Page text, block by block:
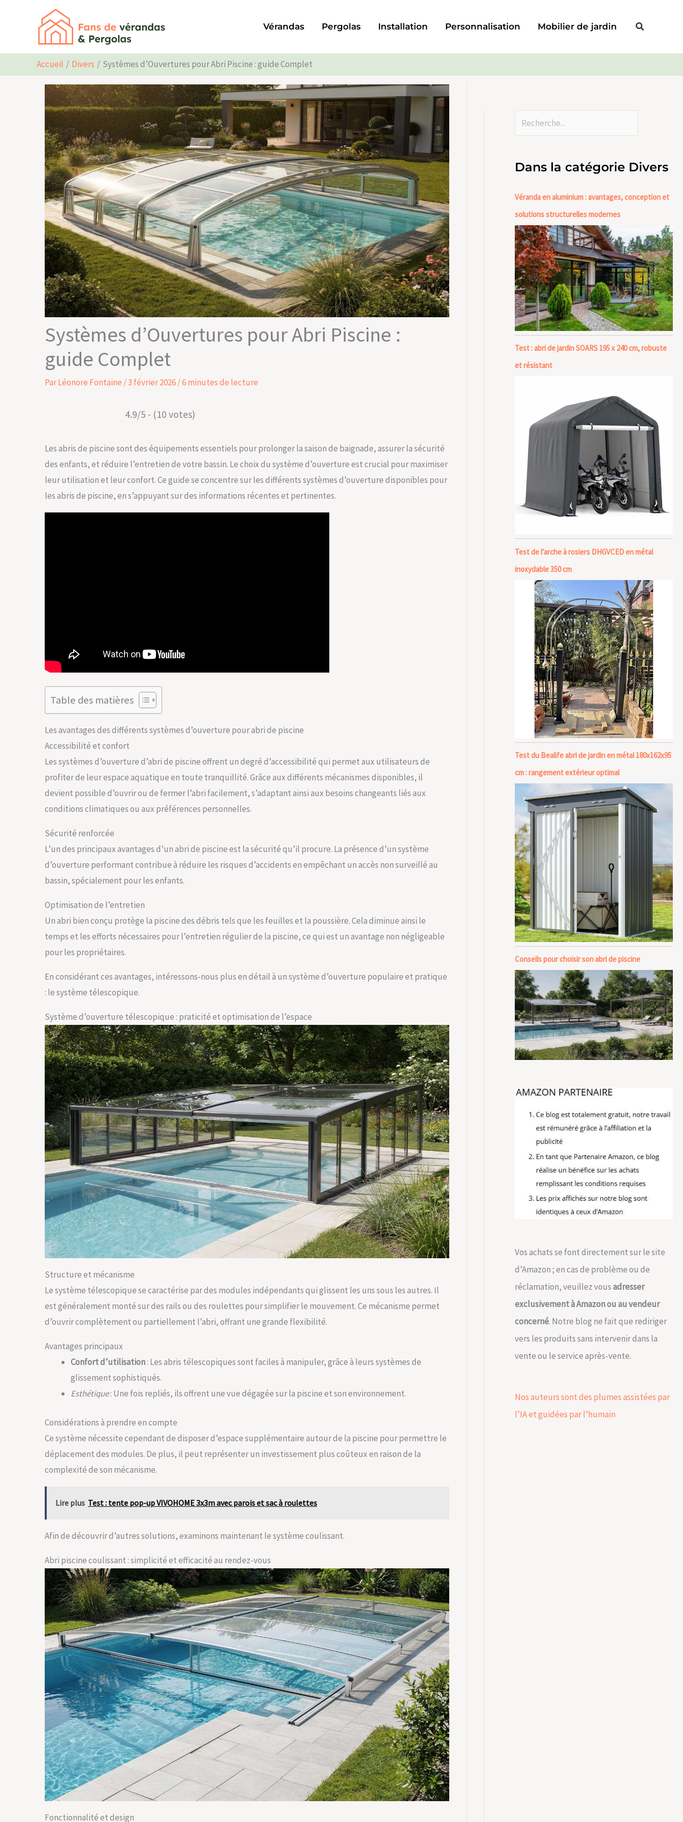
Vérandas Pergolas Installation Personnalisation Mobilier de jardin Rechercher
Accueil Divers Systèmes d’Ouvertures pour Abri Piscine : guide Complet
Systèmes d’Ouvertures pour Abri Piscine :
guide Complet
ParLéonore Fontaine/3 février 2026/6 minutes de lecture
4.9/5 - (10 votes)
Les abris de piscine sont des équipements essentiels pour prolonger la saison de baignade, assurer la sécurité
des enfants, et réduire l’entretien de votre bassin. Le choix du système d’ouverture est crucial pour maximiser
leur utilisation et leur confort. Ce guide se concentre sur les différents systèmes d’ouverture disponibles pour
les abris de piscine, en s’appuyant sur des informations récentes et pertinentes.
Table des matières
Les avantages des différents systèmes d’ouverture pour abri de piscine
Accessibilité et confort
Les systèmes d’ouverture d’abri de piscine offrent un degré d’accessibilité qui permet aux utilisateurs de
profiter de leur espace aquatique en toute tranquillité. Grâce aux différents mécanismes disponibles, il
devient possible d’ouvrir ou de fermer l’abri facilement, s’adaptant ainsi aux besoins changeants liés aux
conditions climatiques ou aux préférences personnelles.
Sécurité renforcée
L’un des principaux avantages d’un abri de piscine est la sécurité qu’il procure. La présence d’un système
d’ouverture performant contribue à réduire les risques d’accidents en empêchant un accès non surveillé au
bassin, spécialement pour les enfants.
Optimisation de l’entretien
Un abri bien conçu protège la piscine des débris tels que les feuilles et la poussière. Cela diminue ainsi le
temps et les efforts nécessaires pour l’entretien régulier de la piscine, ce qui est un avantage non négligeable
pour les propriétaires.
En considérant ces avantages, intéressons-nous plus en détail à un système d’ouverture populaire et pratique
: le système télescopique.
Système d’ouverture télescopique : praticité et optimisation de l’espace
Structure et mécanisme
Le système télescopique se caractérise par des modules indépendants qui glissent les uns sous les autres. Il
est généralement monté sur des rails ou des roulettes pour simplifier le mouvement. Ce mécanisme permet
d’ouvrir complètement ou partiellement l’abri, offrant une grande flexibilité.
Avantages principaux
Confort d’utilisation: Les abris télescopiques sont faciles à manipuler, grâce à leurs systèmes de
glissement sophistiqués.
Esthétique: Une fois repliés, ils offrent une vue dégagée sur la piscine et son environnement.
Considérations à prendre en compte
Ce système nécessite cependant de disposer d’espace supplémentaire autour de la piscine pour permettre le
déplacement des modules. De plus, il peut représenter un investissement plus coûteux en raison de la
complexité de son mécanisme.
Lire plus Test : tente pop-up VIVOHOME 3x3m avec parois et sac à roulettes
Afin de découvrir d’autres solutions, examinons maintenant le système coulissant.
Abri piscine coulissant : simplicité et efficacité au rendez-vous
Fonctionnalité et design
Dans la catégorie Divers
Véranda en aluminium : avantages, conception et
solutions structurelles modernes
Test : abri de jardin SOARS 195 x 240 cm, robuste
et résistant
Test de l’arche à rosiers DHGVCED en métal
inoxydable 350 cm
Test du Bealife abri de jardin en métal 180x162x95
cm : rangement extérieur optimal
Conseils pour choisir son abri de piscine
Vos achats se font directement sur le site
d’Amazon ; en cas de problème ou de
réclamation, veuillez vousadresser
exclusivement à Amazon ou au vendeur
concerné. Notre blog ne fait que rediriger
vers les produits sans intervenir dans la
vente ou le service après-vente.
Nos auteurs sont des plumes assistées par
l’IA et guidées par l’humain